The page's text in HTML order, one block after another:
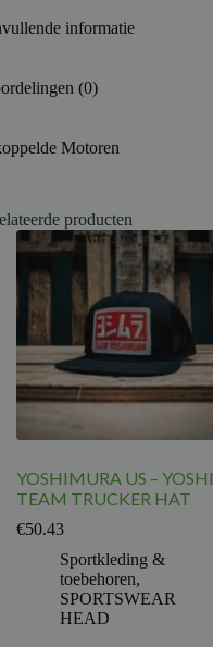
informatie
(0)
Motoren
producten
YOSHIMURA US – YOSHI
TEAM TRUCKER HAT
€50.43
Sportkleding &
toebehoren,
SPORTSWEAR
HEAD